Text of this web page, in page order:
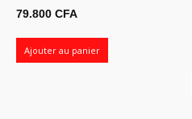
79.800 CFA
Ajouter au panier